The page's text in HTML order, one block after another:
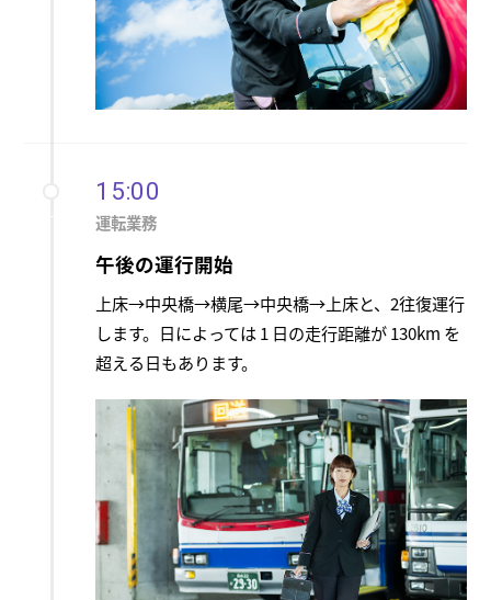
15:00
運転業務
午後の運行開始
上床→中央橋→横尾→中央橋→上床と、2往復運行
します。日によっては 1 日の走行距離が 130km を
超える日もあります。